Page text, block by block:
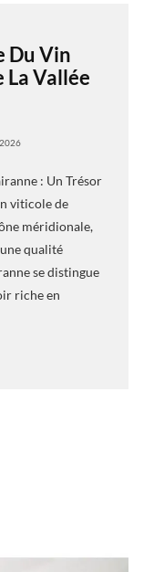
Du Vin
La Vallée
: Un Trésor
viticole de
méridionale,
qualité
se distingue
riche en